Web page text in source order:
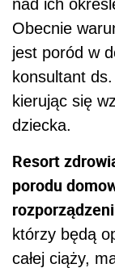
nad ich
Obecnie
jest poród w
konsultant
kierując się
dziecka.
Resort
porodu
którzy będą
całej ciąży,